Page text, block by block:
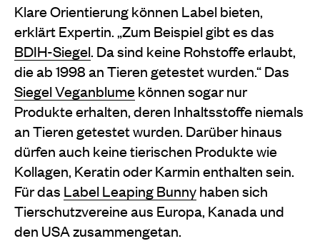
Klare Orientierung können Label bieten,
erklärt Expertin. „Zum Beispiel gibt es das
BDIH-Siegel. Da sind keine Rohstoffe erlaubt,
die ab 1998 an Tieren getestet wurden.“ Das
Siegel Veganblumekönnen sogar nur
Produkte erhalten, deren Inhaltsstoffe niemals
an Tieren getestet wurden. Darüber hinaus
dürfen auch keine tierischen Produkte wie
Kollagen, Keratin oder Karmin enthalten sein.
Für das Label Leaping Bunnyhaben sich
Tierschutzvereine aus Europa, Kanada und
den USA zusammengetan.